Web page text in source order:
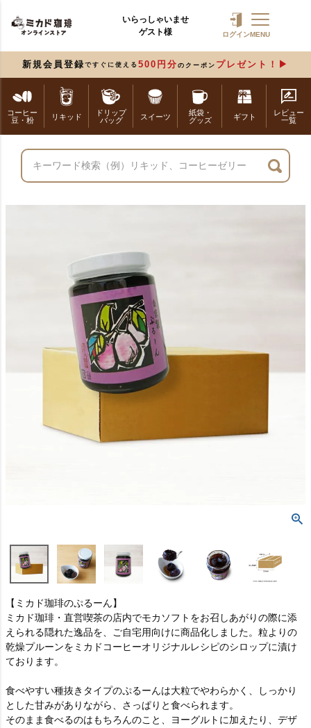
いらっしゃいませ
ゲスト様
ログインMENU
新規会員登録 ですぐに使える 500円分 のクーポン プレゼント！
コーヒー
豆・粉
リキッド
ドリップ
バッグ
スイーツ
紙袋・
グッズ
ギフト
レビュー
一覧
【ミカド珈琲のぷるーん】
ミカド珈琲・直営喫茶の店内でモカソフトをお召しあがりの際に添
えられる隠れた逸品を、ご自宅用向けに商品化しました。粒よりの
乾燥プルーンをミカドコーヒーオリジナルレシピのシロップに漬け
ております。
食べやすい種抜きタイプのぷるーんは大粒でやわらかく、しっかり
とした甘みがありながら、さっぱりと食べられます。
そのまま食べるのはもちろんのこと、ヨーグルトに加えたり、デザ